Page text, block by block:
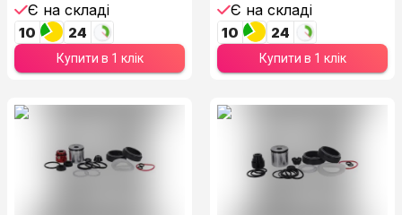
Є на складі
10 24
Купити в 1 клік
Є на складі
10 24
Купити в 1 клік